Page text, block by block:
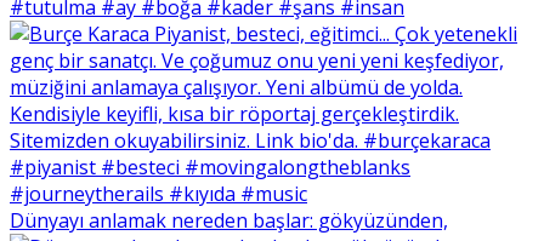
Dünyayı anlamak nereden başlar: gökyüzünden,